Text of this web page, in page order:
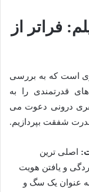
فراتر از
است که به بررسی
قدرتمندی را به
درونی دعوت می
شفقت بپردازیم.
اصلی ترین
و یافتن هویت
عنوان یک سگ و